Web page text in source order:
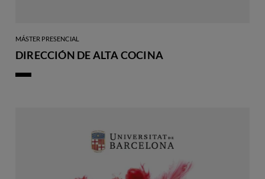
MÁSTER PRESENCIAL
DIRECCIÓN DE ALTA COCINA